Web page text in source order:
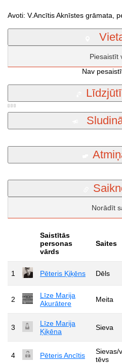
Avoti: V.Ancītis Aknīstes grāmata,
Piesaistīt
Nav
Norādīt
Saistītās
personas
vārds
Saites
1 Pēteris Ķiķēns Dēls
2
Līze Marija
Akurātere
Meita
3
Līze Marija
Ķiķēna
Sieva
4 Pēteris Ancītis
Sievas/
tēvs